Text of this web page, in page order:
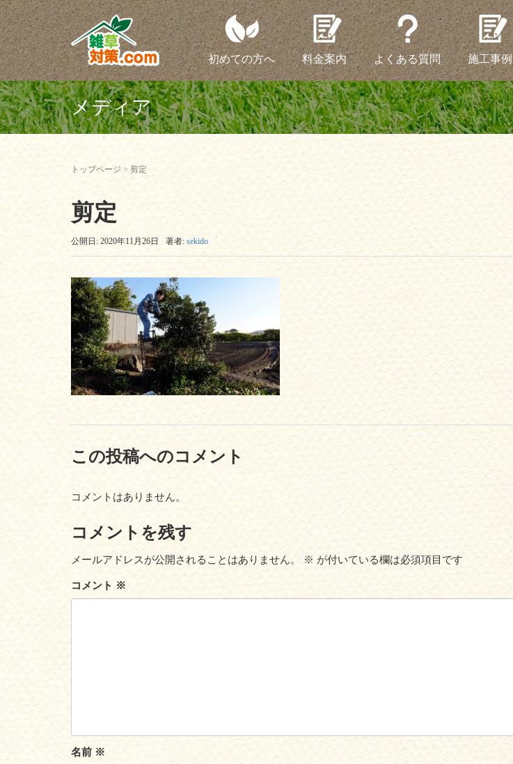
初めての方へ 料金案内 よくある質問 施工事例
メディア
トップページ > 剪定
剪定
公開日: 2020年11月26日 著者: sekido
この投稿へのコメント
コメントはありません。
コメントを残す
メールアドレスが公開されることはありません。 ※ が付いている欄は必須項目です
コメント ※
名前 ※